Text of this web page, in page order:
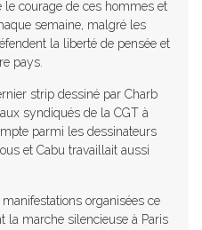
le courage de ces hommes et
semaine, malgré les
la liberté de pensée et
pays.
strip dessiné par Charb
syndiqués de la CGT à
parmi les dessinateurs
et Cabu travaillait aussi
organisées ce
la marche silencieuse à Paris